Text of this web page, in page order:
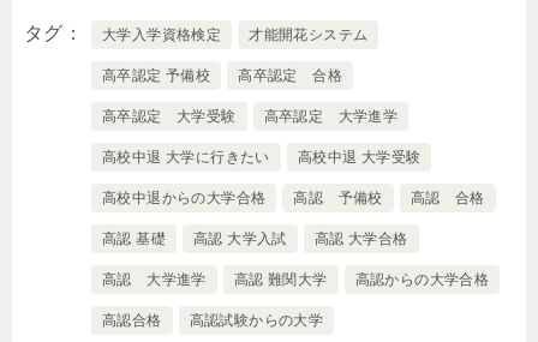
タグ 大学入学資格検定 才能開花システム
高卒認定 予備校 高卒認定 合格
高卒認定 大学受験 高卒認定 大学進学
高校中退 大学に行きたい 高校中退 大学受験
高校中退からの大学合格 高認 予備校 高認 合格
高認 基礎 高認 大学入試 高認 大学合格
高認 大学進学 高認 難関大学 高認からの大学合格
高認合格 高認試験からの大学